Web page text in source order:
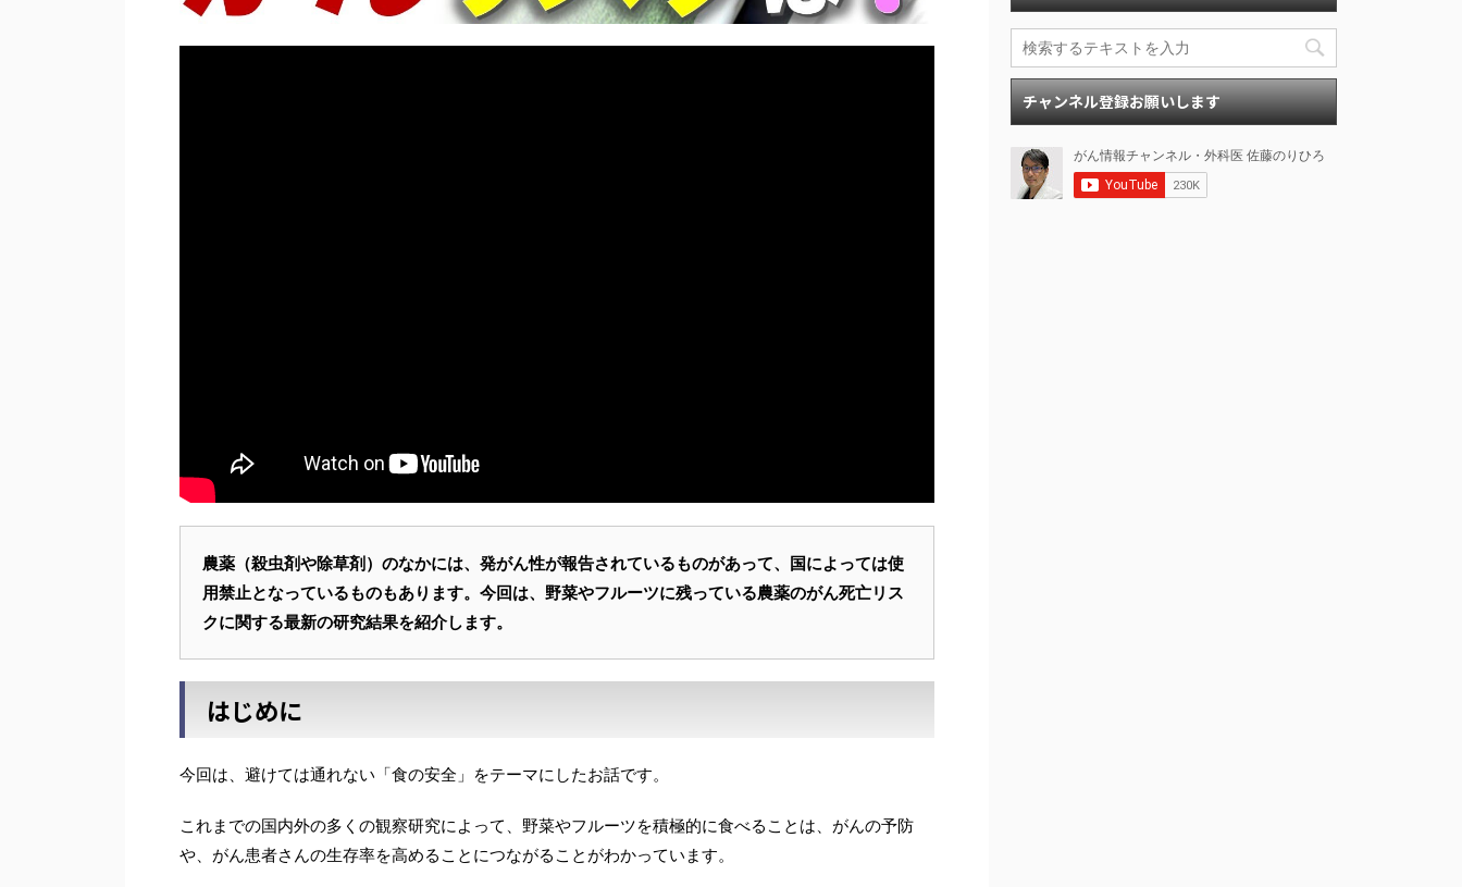
農薬（殺虫剤や除草剤）のなかには、発がん性が報告されているものがあって、国によっては使
用禁止となっているものもあります。今回は、野菜やフルーツに残っている農薬のがん死亡リス
クに関する最新の研究結果を紹介します。
はじめに
今回は、避けては通れない「食の安全」をテーマにしたお話です。
これまでの国内外の多くの観察研究によって、野菜やフルーツを積極的に食べることは、がんの予防
や、がん患者さんの生存率を高めることにつながることがわかっています。
チャンネル登録お願いします